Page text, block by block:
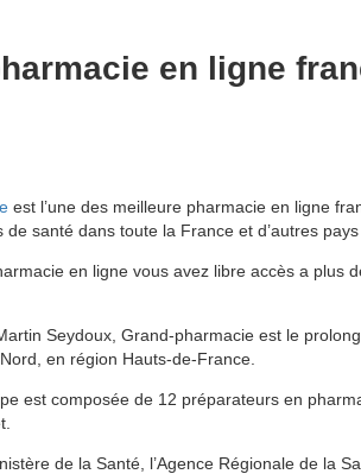
en ligne
est l’une des meilleure pharmacie en ligne
de santé dans toute la France et d’autres
en ligne vous avez libre accès a plus
Seydoux, Grand-pharmacie est le
en région Hauts-de-France.
est composée de 12 préparateurs en
de la Santé, l’Agence Régionale de la